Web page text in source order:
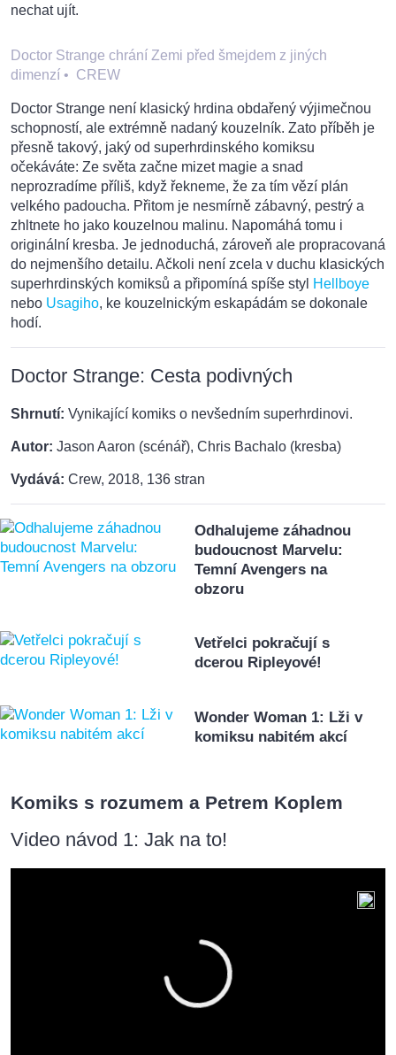
nechat ujít.
Doctor Strange chrání Zemi před šmejdem z jiných
dimenzí • CREW
Doctor Strange není klasický hrdina obdařený výjimečnou
schopností, ale extrémně nadaný kouzelník. Zato příběh je
přesně takový, jaký od superhrdinského komiksu
očekáváte: Ze světa začne mizet magie a snad
neprozradíme příliš, když řekneme, že za tím vězí plán
velkého padoucha. Přitom je nesmírně zábavný, pestrý a
zhltnete ho jako kouzelnou malinu. Napomáhá tomu i
originální kresba. Je jednoduchá, zároveň ale propracovaná
do nejmenšího detailu. Ačkoli není zcela v duchu klasických
superhrdinských komiksů a připomíná spíše styl Hellboye
nebo Usagiho, ke kouzelnickým eskapádám se dokonale
hodí.
Doctor Strange: Cesta podivných
Shrnutí: Vynikající komiks o nevšedním superhrdinovi.
Autor: Jason Aaron (scénář), Chris Bachalo (kresba)
Vydává: Crew, 2018, 136 stran
Odhalujeme záhadnou
budoucnost Marvelu:
Temní Avengers na
obzoru
Vetřelci pokračují s
dcerou Ripleyové!
Wonder Woman 1: Lži v
komiksu nabitém akcí
Komiks s rozumem a Petrem Koplem
Video návod 1: Jak na to!